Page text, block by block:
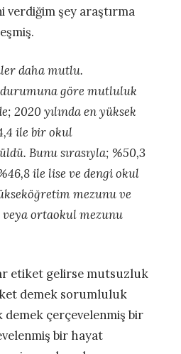
verdiğim şey araştırma
daha mutlu.
göre mutluluk
2020 yılında en yüksek
ile bir okul
Bunu sırasıyla; %50,3
ile lise ve dengi okul
mezunu ve
ortaokul mezunu
etiket gelirse mutsuzluk
demek sorumluluk
çerçevelenmiş bir
bir hayat